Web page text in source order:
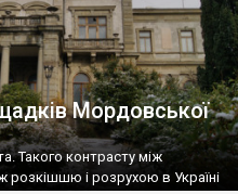
Мордовської
Такого контрасту між
розкішшю і розрухою в Україні